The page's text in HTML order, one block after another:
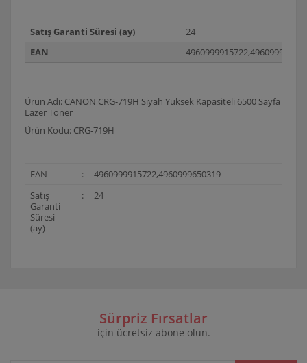
Satış Garanti Süresi (ay)
24
EAN
Ürün Adı: CANON CRG-719H Siyah Yüksek Kapasiteli 6500 Sayfa
Lazer Toner
Ürün Kodu: CRG-719H
EAN :
4960999915722,4960999650319
Satış
Garanti
Süresi
(ay)
: 24
Yorum Yaz
Ürün resmi kalitesiz, bozuk veya görüntülenemiyor.
Sürpriz Fırsatlar
için ücretsiz abone olun.